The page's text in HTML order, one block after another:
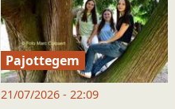
Pajottegem
21/07/2026 - 22:09